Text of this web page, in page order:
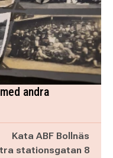
andra
Kata ABF Bollnäs
stationsgatan 8